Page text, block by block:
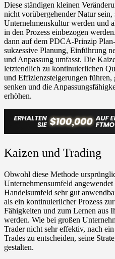
Diese ständigen kleinen
nicht vorübergehender Natur sein,
Unternehmenskultur werden und
in den Prozess einbezogen
dann auf dem PDCA-Prinzip
sukzessive Planung, Einführung
und Anpassung umfasst. Die
letztendlich zu kontinuierlichen
und Effizienzsteigerungen führen,
senken und die
erhöhen.
Kaizen und Trading
Obwohl diese Methode
Unternehmensumfeld
Handelsumfeld sehr gut
als ein kontinuierlicher Prozess
Fähigkeiten und zum Lernen aus
werden. Wie bei großen
Trader nicht sehr effektiv, nach ein
Trades zu entscheiden, seine
gestalten.